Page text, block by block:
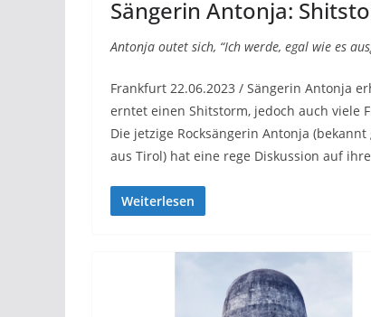
Sängerin Antonja:
Antonja outet sich, “Ich werde, egal wie es
Frankfurt 22.06.2023 / Sängerin Antonja
erntet einen Shitstorm, jedoch auch viele
Die jetzige Rocksängerin Antonja
aus Tirol) hat eine rege Diskussion auf
Weiterlesen